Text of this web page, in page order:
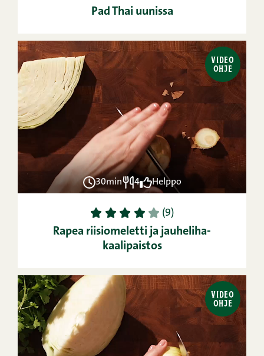
Pad Thai uunissa
VIDEO
OHJE
30min 4 Helppo
1 2 3 4 5 (9)
Rapea riisiomeletti ja jauheliha-
kaalipaistos
VIDEO
OHJE